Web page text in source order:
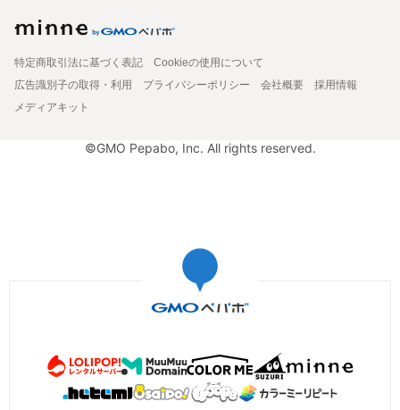
特定商取引法に基づく表記
Cookieの使用について
広告識別子の取得・利用
プライバシーポリシー 会社概要
採用情報
メディアキット
©GMO Pepabo, Inc. All rights reserved.